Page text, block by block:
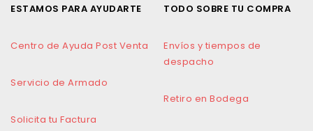
ESTAMOS PARA AYUDARTE
Centro de Ayuda Post Venta
Servicio de Armado
Solicita tu Factura
TODO SOBRE TU COMPRA
Envíos y tiempos de
despacho
Retiro en Bodega